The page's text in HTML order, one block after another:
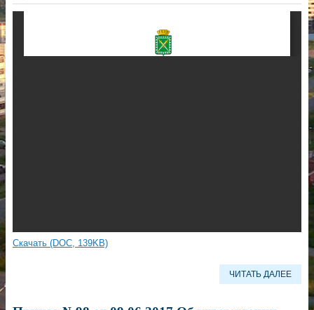
Скачать (DOC, 139KB)
ЧИТАТЬ ДАЛЕЕ